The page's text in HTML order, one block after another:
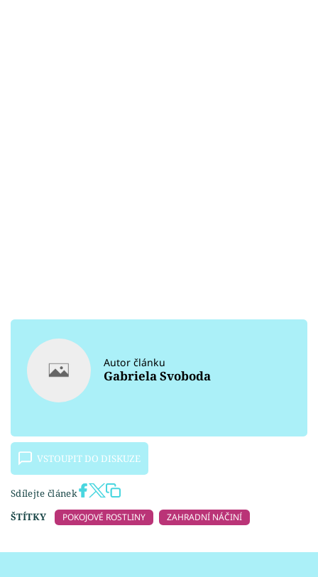
Autor článku
Gabriela Svoboda
VSTOUPIT DO DISKUZE
Sdílejte článek
ŠTÍTKY
POKOJOVÉ ROSTLINY ZAHRADNÍ NÁČINÍ